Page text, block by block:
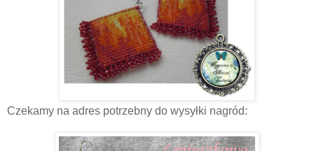
Czekamy na adres potrzebny do wysyłki nagród: